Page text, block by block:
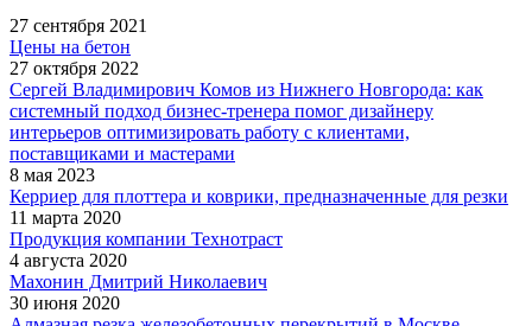
27 сентября 2021
Цены на бетон
27 октября 2022
Сергей Владимирович Комов из Нижнего Новгорода: как
системный подход бизнес-тренера помог дизайнеру
интерьеров оптимизировать работу с клиентами,
поставщиками и мастерами
8 мая 2023
Керриер для плоттера и коврики, предназначенные для резки
11 марта 2020
Продукция компании Технотраст
4 августа 2020
Махонин Дмитрий Николаевич
30 июня 2020